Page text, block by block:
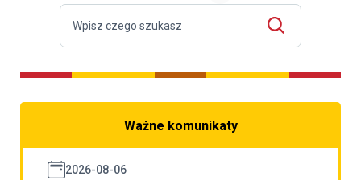
Ważne komunikaty
2026-08-06